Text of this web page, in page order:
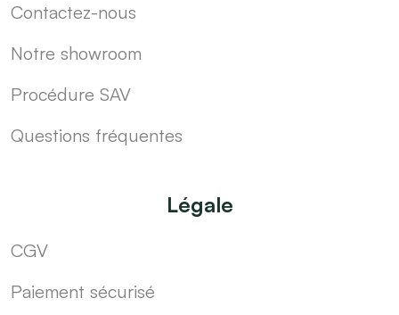
Contactez-nous
Notre showroom
Procédure SAV
Questions fréquentes
Légale
CGV
Paiement sécurisé